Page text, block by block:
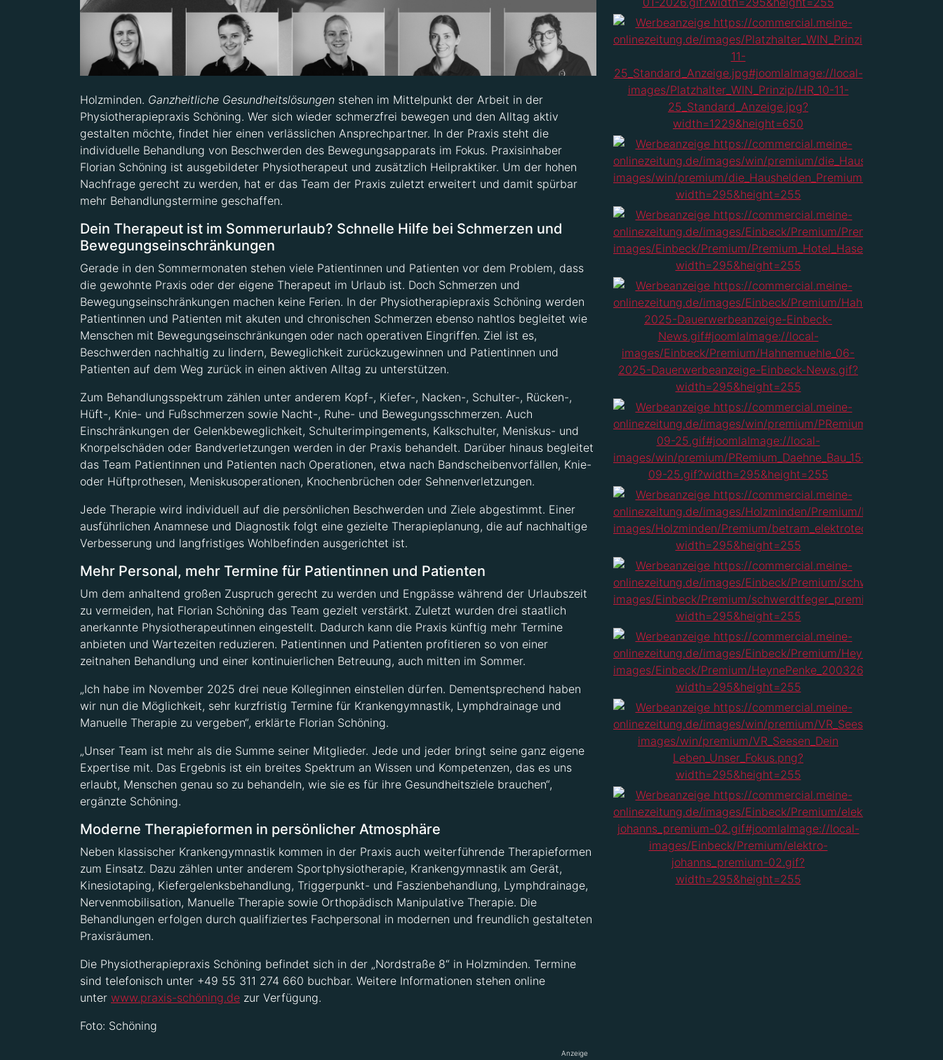
Holzminden. Ganzheitliche Gesundheitslösungen stehen im Mittelpunkt der Arbeit in der
Physiotherapiepraxis Schöning. Wer sich wieder schmerzfrei bewegen und den Alltag aktiv
gestalten möchte, findet hier einen verlässlichen Ansprechpartner. In der Praxis steht die
individuelle Behandlung von Beschwerden des Bewegungsapparats im Fokus. Praxisinhaber
Florian Schöning ist ausgebildeter Physiotherapeut und zusätzlich Heilpraktiker. Um der hohen
Nachfrage gerecht zu werden, hat er das Team der Praxis zuletzt erweitert und damit spürbar
mehr Behandlungstermine geschaffen.
Dein Therapeut ist im Sommerurlaub? Schnelle Hilfe bei Schmerzen und
Bewegungseinschränkungen
Gerade in den Sommermonaten stehen viele Patientinnen und Patienten vor dem Problem, dass
die gewohnte Praxis oder der eigene Therapeut im Urlaub ist. Doch Schmerzen und
Bewegungseinschränkungen machen keine Ferien. In der Physiotherapiepraxis Schöning werden
Patientinnen und Patienten mit akuten und chronischen Schmerzen ebenso nahtlos begleitet wie
Menschen mit Bewegungseinschränkungen oder nach operativen Eingriffen. Ziel ist es,
Beschwerden nachhaltig zu lindern, Beweglichkeit zurückzugewinnen und Patientinnen und
Patienten auf dem Weg zurück in einen aktiven Alltag zu unterstützen.
Zum Behandlungsspektrum zählen unter anderem Kopf-, Kiefer-, Nacken-, Schulter-, Rücken-,
Hüft-, Knie- und Fußschmerzen sowie Nacht-, Ruhe- und Bewegungsschmerzen. Auch
Einschränkungen der Gelenkbeweglichkeit, Schulterimpingements, Kalkschulter, Meniskus- und
Knorpelschäden oder Bandverletzungen werden in der Praxis behandelt. Darüber hinaus begleitet
das Team Patientinnen und Patienten nach Operationen, etwa nach Bandscheibenvorfällen, Knie-
oder Hüftprothesen, Meniskusoperationen, Knochenbrüchen oder Sehnenverletzungen.
Jede Therapie wird individuell auf die persönlichen Beschwerden und Ziele abgestimmt. Einer
ausführlichen Anamnese und Diagnostik folgt eine gezielte Therapieplanung, die auf nachhaltige
Verbesserung und langfristiges Wohlbefinden ausgerichtet ist.
Mehr Personal, mehr Termine für Patientinnen und Patienten
Um dem anhaltend großen Zuspruch gerecht zu werden und Engpässe während der Urlaubszeit
zu vermeiden, hat Florian Schöning das Team gezielt verstärkt. Zuletzt wurden drei staatlich
anerkannte Physiotherapeutinnen eingestellt. Dadurch kann die Praxis künftig mehr Termine
anbieten und Wartezeiten reduzieren. Patientinnen und Patienten profitieren so von einer
zeitnahen Behandlung und einer kontinuierlichen Betreuung, auch mitten im Sommer.
„Ich habe im November 2025 drei neue Kolleginnen einstellen dürfen. Dementsprechend haben
wir nun die Möglichkeit, sehr kurzfristig Termine für Krankengymnastik, Lymphdrainage und
Manuelle Therapie zu vergeben“, erklärte Florian Schöning.
„Unser Team ist mehr als die Summe seiner Mitglieder. Jede und jeder bringt seine ganz eigene
Expertise mit. Das Ergebnis ist ein breites Spektrum an Wissen und Kompetenzen, das es uns
erlaubt, Menschen genau so zu behandeln, wie sie es für ihre Gesundheitsziele brauchen“,
ergänzte Schöning.
Moderne Therapieformen in persönlicher Atmosphäre
Neben klassischer Krankengymnastik kommen in der Praxis auch weiterführende Therapieformen
zum Einsatz. Dazu zählen unter anderem Sportphysiotherapie, Krankengymnastik am Gerät,
Kinesiotaping, Kiefergelenksbehandlung, Triggerpunkt- und Faszienbehandlung, Lymphdrainage,
Nervenmobilisation, Manuelle Therapie sowie Orthopädisch Manipulative Therapie. Die
Behandlungen erfolgen durch qualifiziertes Fachpersonal in modernen und freundlich gestalteten
Praxisräumen.
Die Physiotherapiepraxis Schöning befindet sich in der „Nordstraße 8“ in Holzminden. Termine
sind telefonisch unter +49 55 311 274 660 buchbar. Weitere Informationen stehen online
unter www.praxis-schöning.de zur Verfügung.
Foto: Schöning
Anzeige